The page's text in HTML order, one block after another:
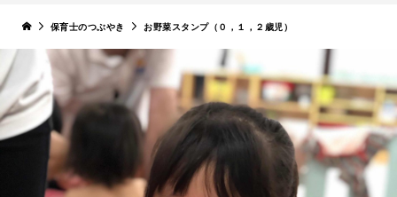
保育士のつぶやき お野菜スタンプ（０，１，２歳児）